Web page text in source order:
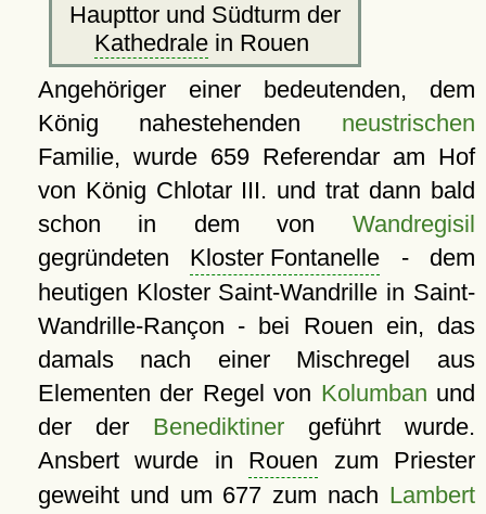
Haupttor und Südturm der
Kathedralein Rouen
Angehöriger einer bedeutenden, dem
König nahestehenden neustrischen
Familie, wurde 659 Referendar am Hof
von König Chlotar III. und trat dann bald
schon in dem von Wandregisil
gegründeten Kloster Fontanelle - dem
heutigen Kloster Saint-Wandrille in Saint-
Wandrille-Rançon - bei Rouen ein, das
damals nach einer Mischregel aus
Elementen der Regel von Kolumban und
der der Benediktinergeführt wurde.
Ansbert wurde in Rouen zum Priester
geweiht und um 677 zum nach Lambert